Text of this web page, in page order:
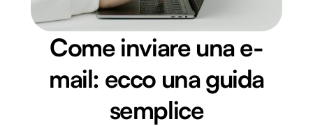
Come inviare una e-
mail: ecco una guida
semplice